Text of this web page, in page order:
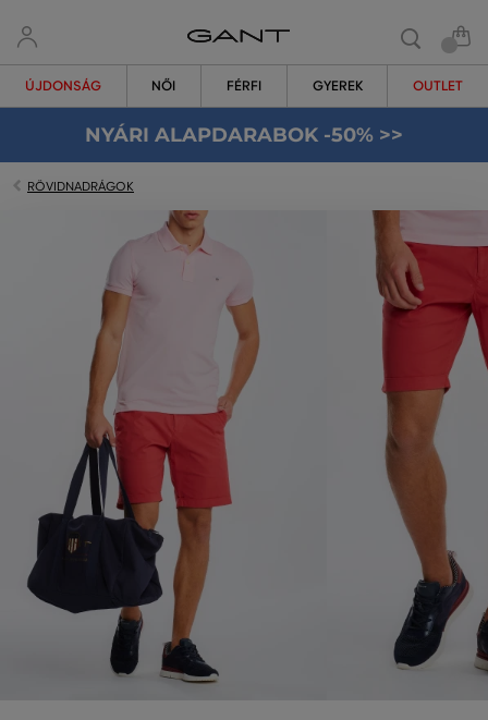
ÚJDONSÁG NŐI FÉRFI GYEREK OUTLET
NYÁRI ALAPDARABOK -50% >>
RÖVIDNADRÁGOK